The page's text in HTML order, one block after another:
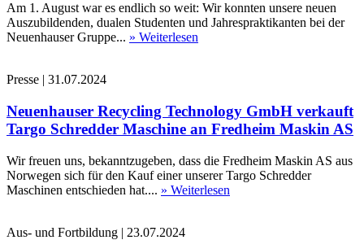
Am 1. August war es endlich so weit: Wir konnten unsere neuen
Auszubildenden, dualen Studenten und Jahrespraktikanten bei der
Neuenhauser Gruppe... » Weiterlesen
Presse | 31.07.2024
Neuenhauser Recycling Technology GmbH verkauft
Targo Schredder Maschine an Fredheim Maskin AS
Wir freuen uns, bekanntzugeben, dass die Fredheim Maskin AS aus
Norwegen sich für den Kauf einer unserer Targo Schredder
Maschinen entschieden hat.... » Weiterlesen
Aus- und Fortbildung | 23.07.2024